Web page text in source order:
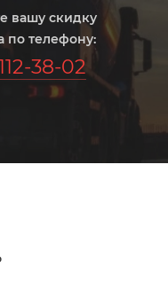
вашу скидку
по телефону:
38-02